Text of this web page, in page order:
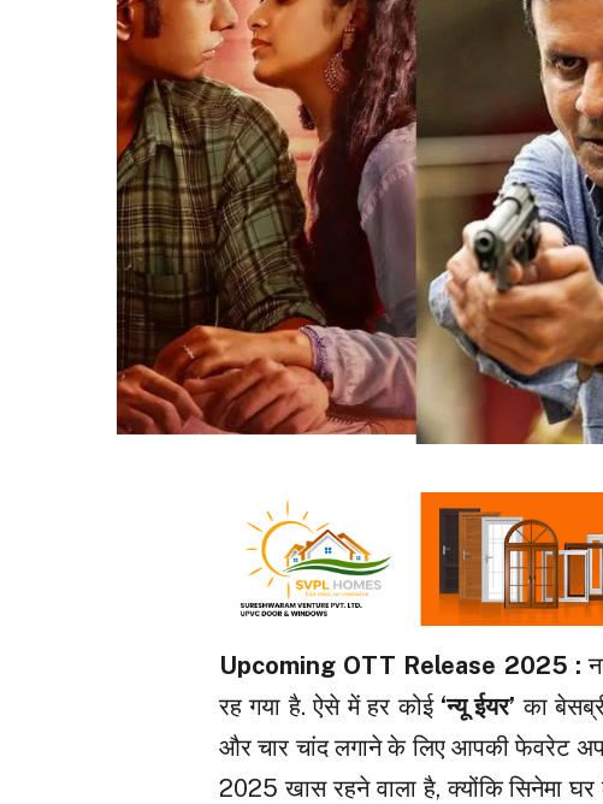
Upcoming OTT Release 2025 :
रह गया है. ऐसे में हर कोई‘न्यू ईयर’का
और चार चांद लगाने के लिए आपकी फेवरेट
2025 खास रहने वाला है, क्योंकि सिनेमा